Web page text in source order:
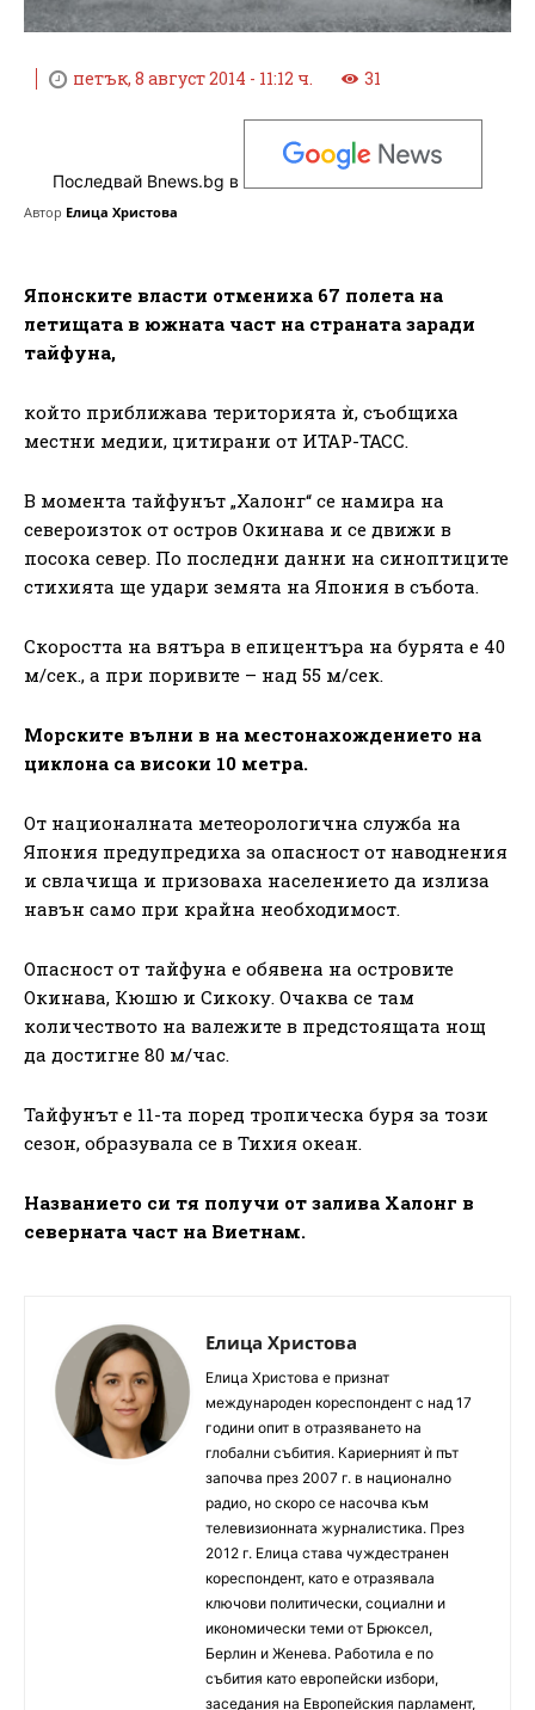
петък, 8 август 2014 - 11:12 ч. 31
Последвай Bnews.bg в
Автор Елица Христова
Японските власти отмениха 67 полета на
летищата в южната част на страната заради
тайфуна,
който приближава територията ѝ, съобщиха
местни медии, цитирани от ИТАР-ТАСС.
В момента тайфунът „Халонг“ се намира на
североизток от остров Окинава и се движи в
посока север. По последни данни на синоптиците
стихията ще удари земята на Япония в събота.
Скоростта на вятъра в епицентъра на бурята е 40
м/сек., а при поривите – над 55 м/сек.
Морските вълни в на местонахождението на
циклона са високи 10 метра.
От националната метеорологична служба на
Япония предупредиха за опасност от наводнения
и свлачища и призоваха населението да излиза
навън само при крайна необходимост.
Опасност от тайфуна е обявена на островите
Окинава, Кюшю и Сикоку. Очаква се там
количеството на валежите в предстоящата нощ
да достигне 80 м/час.
Тайфунът е 11-та поред тропическа буря за този
сезон, образувала се в Тихия океан.
Названието си тя получи от залива Халонг в
северната част на Виетнам.
Елица Христова
Елица Христова е признат
международен кореспондент с над 17
години опит в отразяването на
глобални събития. Кариерният ѝ път
започва през 2007 г. в национално
радио, но скоро се насочва към
телевизионната журналистика. През
2012 г. Елица става чуждестранен
кореспондент, като е отразявала
ключови политически, социални и
икономически теми от Брюксел,
Берлин и Женева. Работила е по
събития като европейски избори,
заседания на Европейския парламент,